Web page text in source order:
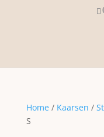
Home/ Kaarsen /
S